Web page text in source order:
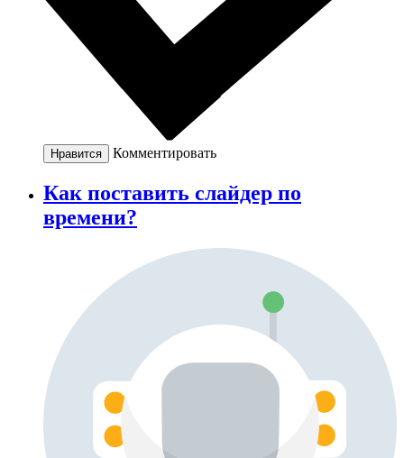
Нравится Комментировать
Как поставить слайдер по
времени?